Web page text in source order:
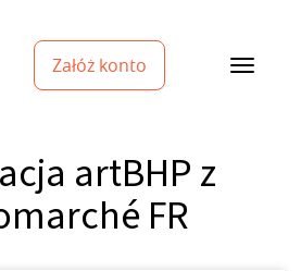
Załóż konto
artBHP z
FR